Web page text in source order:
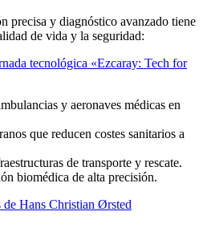
precisa y diagnóstico avanzado tiene
de vida y la seguridad:
tecnológica «Ezcaray: Tech for
y aeronaves médicas en
que reducen costes sanitarios a
de transporte y rescate.
biomédica de alta precisión.
de Hans Christian Ørsted